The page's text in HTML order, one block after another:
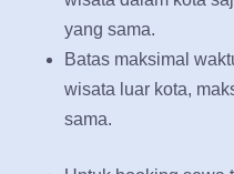
yang sama.
Batas maksimal
wisata luar kota,
sama.